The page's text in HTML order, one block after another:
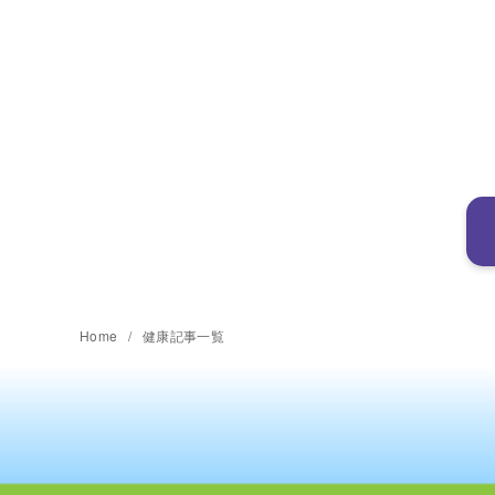
Home 健康記事一覧